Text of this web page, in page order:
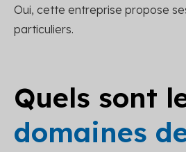
Oui, cette entreprise propose
particuliers.
Quels sont
domaines